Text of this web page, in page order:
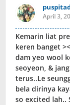
April 3,
Kemarin liat
keren banget ><
dam yeo wool
seoyeon, &
terus..Le
bela dirinya
so excited lah..